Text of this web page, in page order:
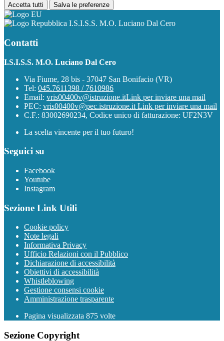
Accetta tutti Salva le preferenze
I.S.I.S.S. M.O. Luciano Dal Cero
Contatti
I.S.I.S.S. M.O. Luciano Dal Cero
Via Fiume, 28 bis - 37047 San Bonifacio (VR)
Tel: 045.7611398 / 7610986
Email: vris00400v@istruzione.itLink per inviare una mail
PEC: vris00400v@pec.istruzione.it Link per inviare una mail
C.F.: 83002690234, Codice unico di fatturazione: UF2N3V
La scelta vincente per il tuo futuro!
Seguici su
Facebook
Youtube
Instagram
Sezione Link Utili
Cookie policy
Note legali
Informativa Privacy
Ufficio Relazioni con il Pubblico
Dichiarazione di accessibilità
Obiettivi di accessibilità
Whistleblowing
Gestione consensi cookie
Amministrazione trasparente
Pagina visualizzata 875 volte
Sezione Copyright